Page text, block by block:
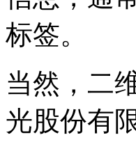
标签。
当然，二
光股份有